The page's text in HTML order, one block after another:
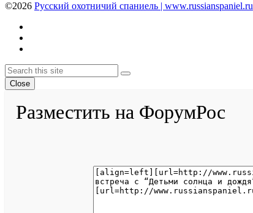
©2026 Русский охотничий спаниель | www.russianspaniel.ru
Back
To
Top
Search
Search
Close
Разместить на ФорумРос